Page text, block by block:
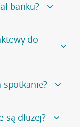
banku?
na
się
do
numeru
.
spotkanie?
się na spotkanie z
są dłużej?